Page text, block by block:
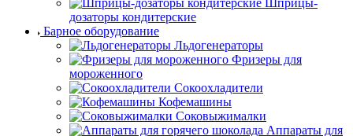
дозаторы кондитерские
Барное оборудование
Льдогенераторы
Фризеры для
мороженного
Сокоохладители
Кофемашины
Соковыжималки
Аппараты для